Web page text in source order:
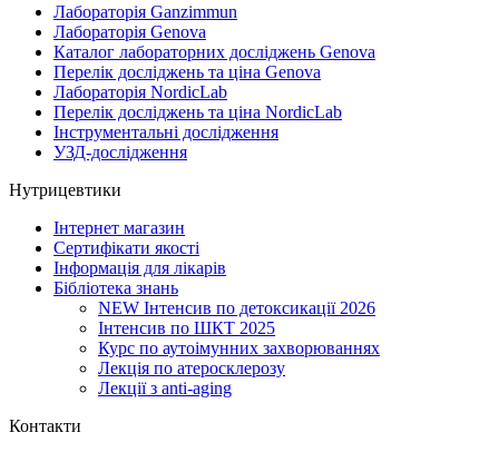
Лабораторія Ganzimmun
Лабораторія Genova
Каталог лабораторних досліджень Genova
Перелік досліджень та ціна Genova
Лабораторія NordicLab
Перелік досліджень та ціна NordicLab
Інструментальні дослідження
УЗД-дослідження
Нутрицевтики
Інтернет магазин
Сертифікати якості
Інформація для лікарів
Бібліотека знань
NEW Інтенсив по детоксикації 2026
Інтенсив по ШКТ 2025
Курс по аутоімунних захворюваннях
Лекція по атеросклерозу
Лекції з anti-aging
Контакти